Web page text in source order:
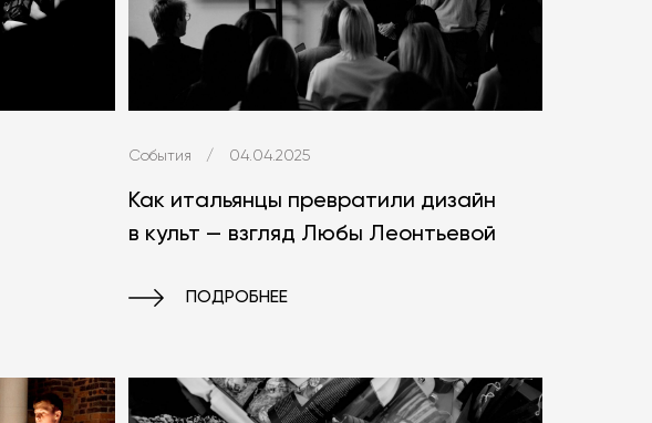
События / 04.04.2025
Как итальянцы превратили дизайн
в культ — взгляд Любы Леонтьевой
ПОДРОБНЕЕ